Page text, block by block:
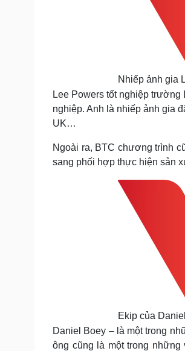
Nhiếp ảnh gia
Lee Powers tốt nghiệp
nghiệp. Anh là nhiếp ảnh gia
UK…
Ngoài ra, BTC chương trình
sang phối hợp thực hiện sản
Ekip của
Daniel Boey – là một trong
ông cũng là một trong những